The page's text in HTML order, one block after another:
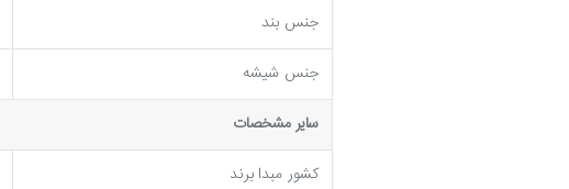
جنس بند
جنس شیشه
ساير مشخصات
کشور مبدا برند